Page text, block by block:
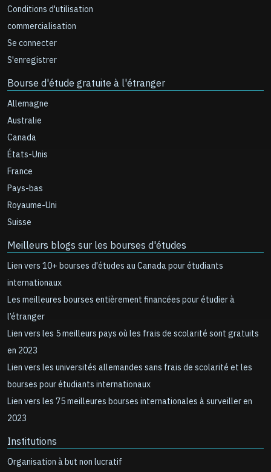
Conditions d'utilisation
commercialisation
Se connecter
S'enregistrer
Bourse d'étude gratuite à l'étranger
Allemagne
Australie
Canada
États-Unis
France
Pays-bas
Royaume-Uni
Suisse
Meilleurs blogs sur les bourses d'études
Lien vers 10+ bourses d'études au Canada pour étudiants
internationaux
Les meilleures bourses entièrement financées pour étudier à
l’étranger
Lien vers les 5 meilleurs pays où les frais de scolarité sont gratuits
en 2023
Lien vers les universités allemandes sans frais de scolarité et les
bourses pour étudiants internationaux
Lien vers les 75 meilleures bourses internationales à surveiller en
2023
Institutions
Organisation à but non lucratif